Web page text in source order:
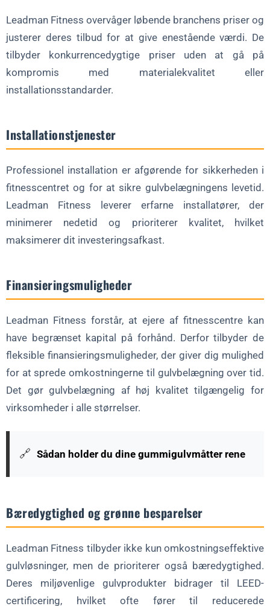
Leadman Fitness overvåger løbende branchens priser og
justerer deres tilbud for at give enestående værdi. De
tilbyder konkurrencedygtige priser uden at gå på
kompromis med materialekvalitet eller
installationsstandarder.
Installationstjenester
Professionel installation er afgørende for sikkerheden i
fitnesscentret og for at sikre gulvbelægningens levetid.
Leadman Fitness leverer erfarne installatører, der
minimerer nedetid og prioriterer kvalitet, hvilket
maksimerer dit investeringsafkast.
Finansieringsmuligheder
Leadman Fitness forstår, at ejere af fitnesscentre kan
have begrænset kapital på forhånd. Derfor tilbyder de
fleksible finansieringsmuligheder, der giver dig mulighed
for at sprede omkostningerne til gulvbelægning over tid.
Det gør gulvbelægning af høj kvalitet tilgængelig for
virksomheder i alle størrelser.
🔗 Sådan holder du dine gummigulvmåtter rene
Bæredygtighed og grønne besparelser
Leadman Fitness tilbyder ikke kun omkostningseffektive
gulvløsninger, men de prioriterer også bæredygtighed.
Deres miljøvenlige gulvprodukter bidrager til LEED-
certificering, hvilket ofte fører til reducerede